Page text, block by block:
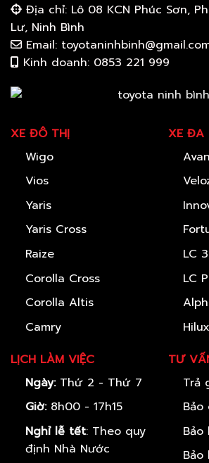
Địa chỉ: Lô 08 KCN Phúc Sơn,
Lư, Ninh Bình
Email:
Kinh doanh: 0853 221 999
XE ĐÔ THỊ
Wigo
Vios
Yaris
Yaris Cross
Raize
Corolla Cross
Corolla Altis
Camry
LỊCH LÀM VIỆC
Ngày:Thứ 2 - Thứ 7
Giờ:8h00 - 17h15
Nghỉ lễ tết: Theo quy
định Nhà Nước
XE ĐA
LC
LC
Hilux
TƯ
Trả
Bảo
Bảo